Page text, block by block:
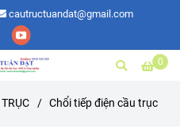
cautructuandat@gmail.com
0
/ Chổi tiếp điện cầu trục